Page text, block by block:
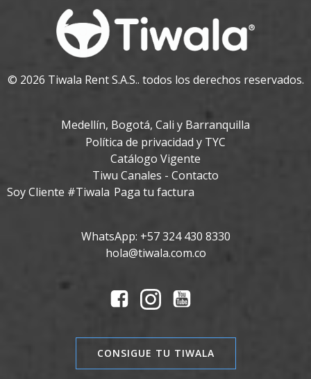
© 2026 Tiwala Rent S.A.S.. todos los derechos reservados.
Medellín, Bogotá, Cali y Barranquilla
Política de privacidad y TYC
Catálogo Vigente
Tiwu Canales - Contacto
Soy Cliente #Tiwala Paga tu factura
WhatsApp: +57 324 430 8330
hola@tiwala.com.co
CONSIGUE TU TIWALA